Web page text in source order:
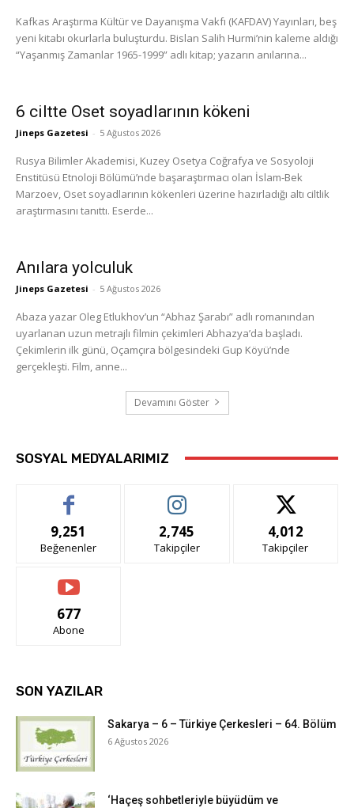
Kafkas Araştırma Kültür ve Dayanışma Vakfı (KAFDAV) Yayınları, beş
yeni kitabı okurlarla buluşturdu. Bislan Salih Hurmi’nin kaleme aldığı
“Yaşanmış Zamanlar 1965-1999” adlı kitap; yazarın anılarına...
6 ciltte Oset soyadlarının kökeni
Jineps Gazetesi - 5 Ağustos 2026
Rusya Bilimler Akademisi, Kuzey Osetya Coğrafya ve Sosyoloji
Enstitüsü Etnoloji Bölümü’nde başaraştırmacı olan İslam-Bek
Marzoev, Oset soyadlarının kökenleri üzerine hazırladığı altı ciltlik
araştırmasını tanıttı. Eserde...
Anılara yolculuk
Jineps Gazetesi - 5 Ağustos 2026
Abaza yazar Oleg Etlukhov’un “Abhaz Şarabı” adlı romanından
uyarlanan uzun metrajlı filmin çekimleri Abhazya’da başladı.
Çekimlerin ilk günü, Oçamçıra bölgesindeki Gup Köyü’nde
gerçekleşti. Film, anne...
Devamını Göster
SOSYAL MEDYALARIMIZ
9,251
Beğenenler
2,745
Takipçiler
4,012
Takipçiler
677
Abone
SON YAZILAR
Sakarya – 6 – Türkiye Çerkesleri – 64. Bölüm
6 Ağustos 2026
‘Haçeş sohbetleriyle büyüdüm ve